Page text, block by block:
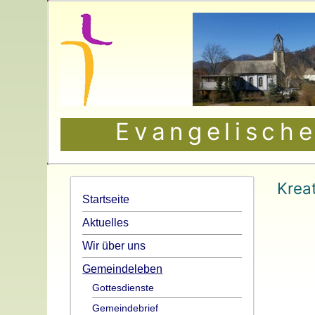
Startseite
Aktuelles
Wir über uns
Gemeindeleben
Gottesdienste
Gemeindebrief